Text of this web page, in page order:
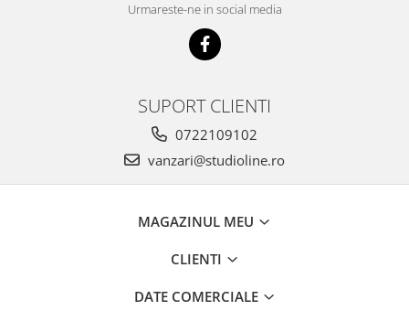
Urmareste-ne in social media
SUPORT CLIENTI
0722109102
vanzari@studioline.ro
MAGAZINUL MEU
CLIENTI
DATE COMERCIALE